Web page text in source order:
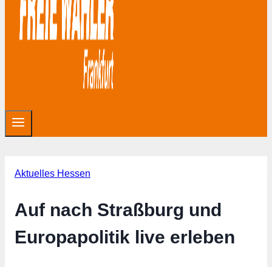
Aktuelles Hessen
Auf nach Straßburg und
Europapolitik live erleben